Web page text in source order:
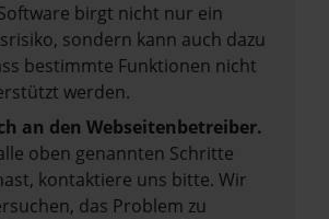
birgt nicht nur ein
sondern kann auch dazu
bestimmte Funktionen nicht
werden.
an den Webseitenbetreiber.
oben genannten Schritte
kontaktiere uns bitte. Wir
das Problem zu